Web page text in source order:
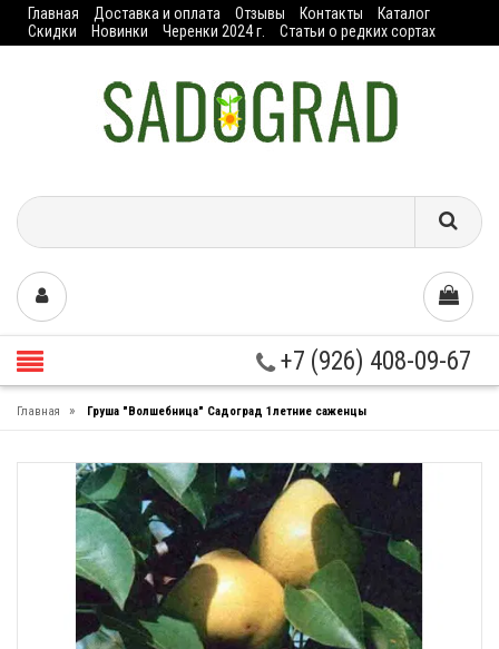
Главная Доставка и оплата Отзывы Контакты
Каталог
Скидки
Новинки Черенки 2024 г. Статьи о редких сортах
+7 (926) 408-09-67
Главная » Груша "Волшебница" Садоград 1летние саженцы